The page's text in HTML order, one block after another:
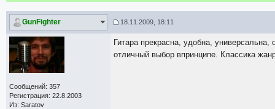
GunFighter 18.11.2009, 18:11
Сообщений: 357
Регистрация: 22.8.2003
Из: Saratov
Гитара прекрасна, удобна,
отличный выбор впринципе. Классика